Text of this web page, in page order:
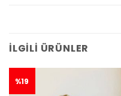
İLGILI ÜRÜNLER
%19